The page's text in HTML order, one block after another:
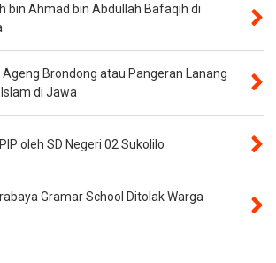
bin Ahmad bin Abdullah Bafaqih di
Brondong atau Pangeran Lanang
di Jawa
oleh SD Negeri 02 Sukolilo
Gramar School Ditolak Warga